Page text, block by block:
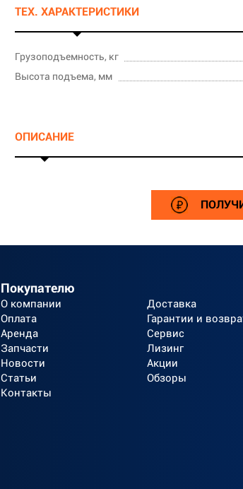
ТЕХ. ХАРАКТЕРИСТИКИ
Грузоподъемность, кг
Высота подъема, мм
ОПИСАНИЕ
Покупателю
О компании
Доставка
Оплата
Гарантии и
Аренда
Сервис
Запчасти
Лизинг
Новости
Акции
Статьи
Обзоры
Контакты